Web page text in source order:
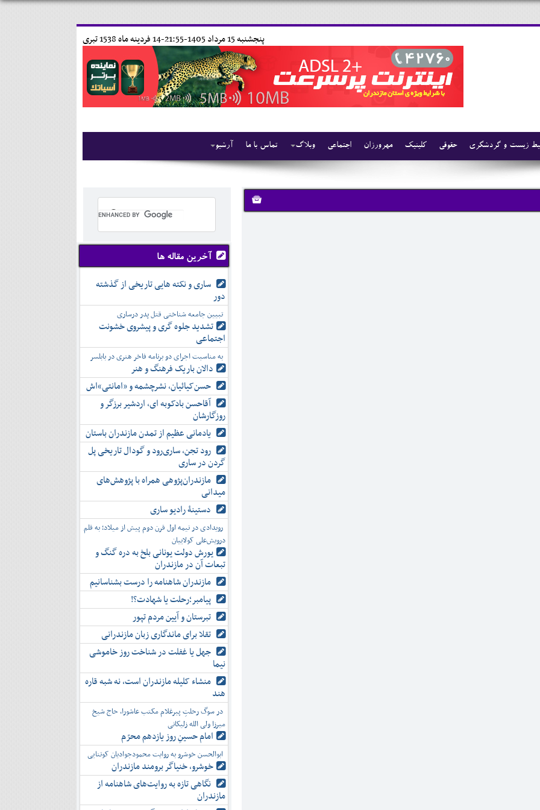
14 فردينه ماه 1538 تبری پنجشنبه 15 مرداد 1405-21:55-
آرشیو تماس با ما وبلاگ اجتماعی مهرورزان کلینیک حقوقی زیست و گردشگری
آخرین مقاله ها
ساری و نکته هایی تاریخی از گذشته
دور
تبیین جامعه شناختی قتل پدر درساری
تشدید جلوه‌ گری و پیشروی خشونت
اجتماعی
به مناسبت اجرای دو برنامه فاخر هنری در بابلسر
دالان باریک فرهنگ و هنر
حسن‌کیائیان، نشرچشمه و «امانتی»اش
آقاحسن بادکوبه ای، اردشیر برزگر و
روزگارشان
یادمانی عظیم از تمدن مازندران باستان
رود تجن، ساری‌رود و گودال تاریخی پل
گردن در ساری
مازندران‌پژوهی همراه با پژوهش‌های
میدانی
دستینۀ رادیو ساری
رویدادی در نیمه اول قرن دوم پیش از میلاد؛ به قلم
درویش‌علی کولاییان
یورش دولت یونانی بلخ به دره گنگ و
تبعات آن در مازندران
مازندران شاهنامه را درست بشناسانیم
پیامبر؛رحلت یا شهادت؟!
تبرستان و آیین مردم تپور
تقلا برای ماندگاری زبان مازندرانی
جهل یا غفلت در شناخت روز خاموشی
نیما
منشاء کلیله مازندران است، نه شبه قاره
هند
در سوگ رحلتِ پیرغلام مکتب عاشورا، حاج شیخ
میرزا ولی الله زلیکانی
امام حسینِ روز یازدهم محرّم
ابوالحسن خوشرو به روایت محمودجوادیان کوتنایی
خوشرو، خنياگر برومند مازندران
نگاهی تازه به روایت‌های شاهنامه از
مازندران